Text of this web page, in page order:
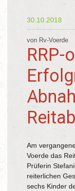
30.10.2018
von Rv-Voerde
RRP-
Am
Voerde das
Prüferin
reiterlichen
sechs Kinder